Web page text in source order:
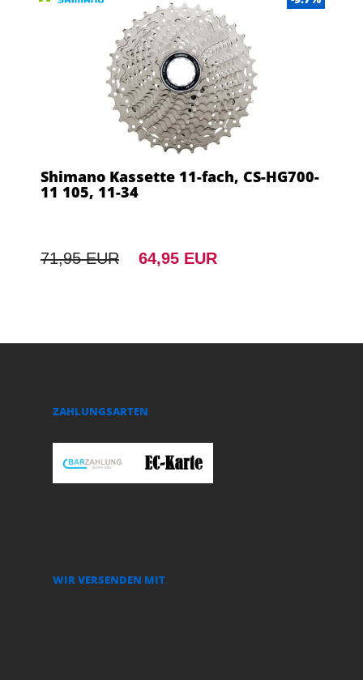
Shimano Kassette 11-fach, CS-HG700-
11 105, 11-34
71,95 EUR 64,95 EUR
ZAHLUNGSARTEN
WIR VERSENDEN MIT